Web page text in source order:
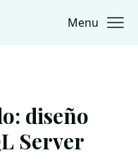
Menu
diseño
Server